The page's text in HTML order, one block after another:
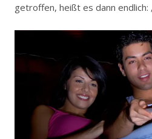
getroffen, heißt es dann endlich: